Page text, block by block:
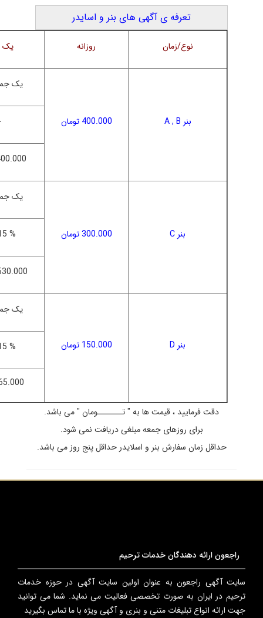
تعرفه ی آگهی های بنر و اسایدر
یک روزانه نوع/زمان
یک
400.000 تومان بنر A , B
یک
300.000 تومان بنر C %
1.530.000
یک
150.000 تومان بنر D %
765.000
دقت فرمایید ، قیمت ها به " تـــــــومان " می باشد.
برای روزهای جمعه مبلغی دریافت نمی شود.
حداقل زمان سفارش بنر و اسلایدر حداقل پنج روز می باشد.
راجعون ارائه دهندگان خدمات ترحیم
سایت آگهی راجعون به عنوان اولین سایت آگهی در حوزه خدمات
ترحیم در ایران به صورت تخصصی فعالیت می نماید. شما می توانید
جهت ارائه انواع تبلیغات متنی و بنری و آگهی ویژه با ما تماس بگیرید